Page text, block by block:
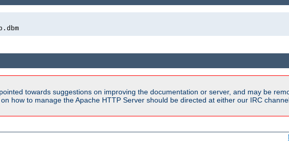
towards suggestions on improving the documentation or server, and may be
how to manage the Apache HTTP Server should be directed at either our IRC